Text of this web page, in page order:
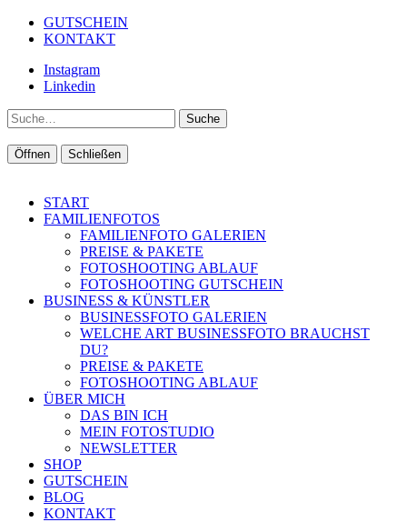
GUTSCHEIN
KONTAKT
Instagram
Linkedin
Suche
Öffnen Schließen
START
FAMILIENFOTOS
FAMILIENFOTO GALERIEN
PREISE & PAKETE
FOTOSHOOTING ABLAUF
FOTOSHOOTING GUTSCHEIN
BUSINESS & KÜNSTLER
BUSINESSFOTO GALERIEN
WELCHE ART BUSINESSFOTO BRAUCHST
DU?
PREISE & PAKETE
FOTOSHOOTING ABLAUF
ÜBER MICH
DAS BIN ICH
MEIN FOTOSTUDIO
NEWSLETTER
SHOP
GUTSCHEIN
BLOG
KONTAKT